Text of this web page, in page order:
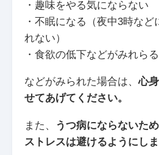
・趣味をやる気にならない
・不眠になる（夜中3時な
れない）
・食欲の低下などがみれらる
などがみられた場合は、心
せてあげてください。
また、
うつ病にならないた
ストレスは避けるようにしま